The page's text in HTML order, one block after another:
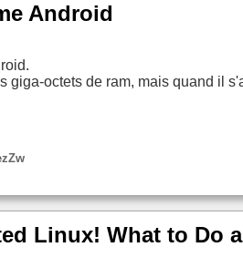
Android
giga-octets de ram, mais quand il
Linux! What to Do